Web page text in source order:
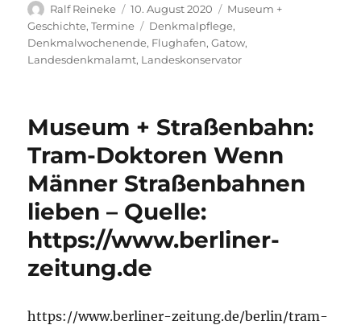
Autor
Ralf Reineke
Veröffentlicht
am
10. August 2020 Kategorien
Museum +
Geschichte,Termine Schlagwörter
Denkmalpflege,
Denkmalwochenende, Flughafen,Gatow,
Landesdenkmalamt, Landeskonservator
Museum + Straßenbahn:
Tram-Doktoren Wenn
Männer Straßenbahnen
lieben – Quelle:
https://www.berliner-
zeitung.de
https://www.berliner-zeitung.de/berlin/tram-